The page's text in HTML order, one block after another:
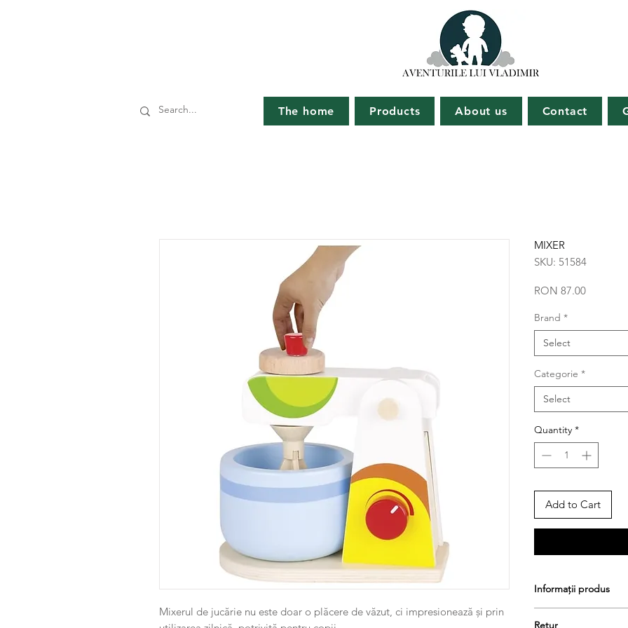
The home Products About us Contact
Mixerul de jucărie nu este doar o plăcere de văzut, ci impresionează și prin
MIXER
SKU: 51584
RON 87.00Price
Brand *
Select
Categorie *
Select
Quantity *
Add to Cart
Informații produs
Retur